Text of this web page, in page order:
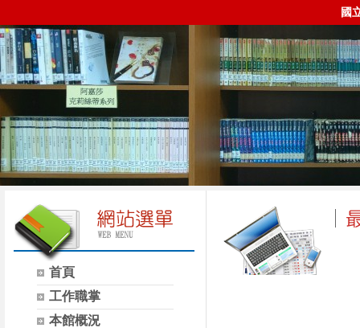
國
首頁
工作職掌
本館概況